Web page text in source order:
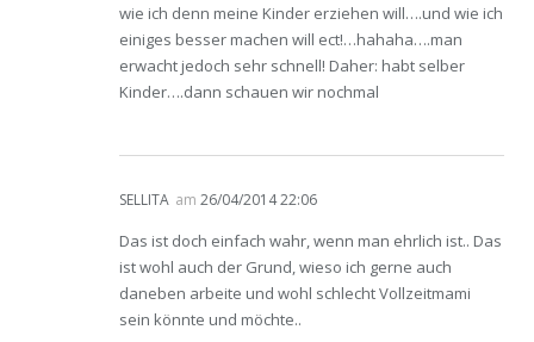
wie ich denn meine Kinder erziehen will….und wie ich
einiges besser machen will ect!…hahaha….man
erwacht jedoch sehr schnell! Daher: habt selber
Kinder….dann schauen wir nochmal
SELLITA am 26/04/2014 22:06
Das ist doch einfach wahr, wenn man ehrlich ist.. Das
ist wohl auch der Grund, wieso ich gerne auch
daneben arbeite und wohl schlecht Vollzeitmami
sein könnte und möchte..